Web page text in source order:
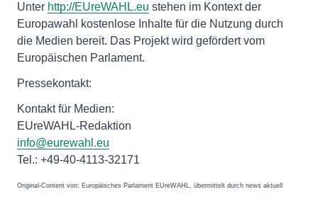
Unter http://EUreWAHL.eu stehen im Kontext der
Europawahl kostenlose Inhalte für die Nutzung durch
die Medien bereit. Das Projekt wird gefördert vom
Europäischen Parlament.
Pressekontakt:
Kontakt für Medien:
EUreWAHL-Redaktion
info@eurewahl.eu
Tel.: +49-40-4113-32171
Original-Content von: Europäisches Parlament EUreWAHL, übermittelt durch news aktuell